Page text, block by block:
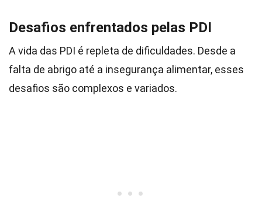
Desafios enfrentados pelas PDI
A vida das PDI é repleta de dificuldades. Desde a
falta de abrigo até a insegurança alimentar, esses
desafios são complexos e variados.